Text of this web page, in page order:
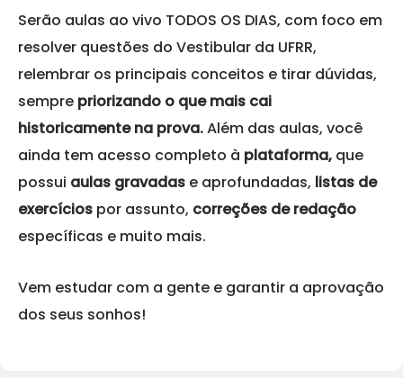
Serão aulas ao vivo TODOS OS DIAS, com foco em
resolver questões do Vestibular da UFRR,
relembrar os principais conceitos e tirar dúvidas,
sempre priorizando o que mais cai
historicamente na prova.Além das aulas, você
ainda tem acesso completo à plataforma, que
possui aulas gravadas e aprofundadas, listas de
exercícios por assunto, correções de redação
específicas e muito mais.
Vem estudar com a gente e garantir a aprovação
dos seus sonhos!